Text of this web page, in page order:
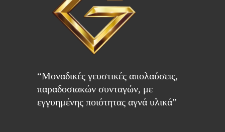
“Μοναδικές γευστικές απολαύσεις,
παραδοσιακών συνταγών, με
εγγυημένης ποιότητας αγνά υλικά”